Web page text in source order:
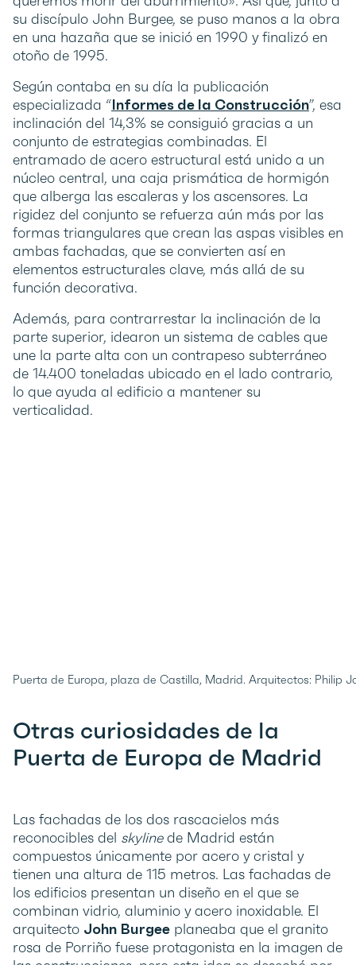
su discípulo John Burgee, se puso manos a la obra
en una hazaña que se inició en 1990 y finalizó en
otoño de 1995.
Según contaba en su día la publicación
especializada “Informes de la Construcción”, esa
inclinación del 14,3% se consiguió gracias a un
conjunto de estrategias combinadas. El
entramado de acero estructural está unido a un
núcleo central, una caja prismática de hormigón
que alberga las escaleras y los ascensores. La
rigidez del conjunto se refuerza aún más por las
formas triangulares que crean las aspas visibles en
ambas fachadas, que se convierten así en
elementos estructurales clave, más allá de su
función decorativa.
Además, para contrarrestar la inclinación de la
parte superior, idearon un sistema de cables que
une la parte alta con un contrapeso subterráneo
de 14.400 toneladas ubicado en el lado contrario,
lo que ayuda al edificio a mantener su
verticalidad.
Puerta de Europa, plaza de Castilla, Madrid. Arquitectos: Philip
Otras curiosidades de la
Puerta de Europa de Madrid
Las fachadas de los dos rascacielos más
reconocibles del skylinede Madrid están
compuestos únicamente por acero y cristal y
tienen una altura de 115 metros. Las fachadas de
los edificios presentan un diseño en el que se
combinan vidrio, aluminio y acero inoxidable. El
arquitecto John Burgee planeaba que el granito
rosa de Porriño fuese protagonista en la imagen de